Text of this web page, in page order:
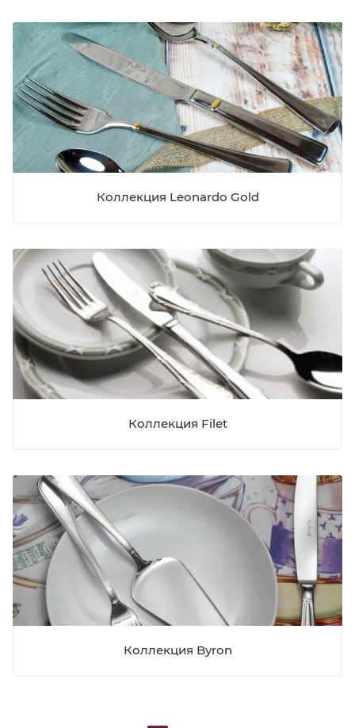
Коллекция Leonardo Gold
Коллекция Filet
Коллекция Byron